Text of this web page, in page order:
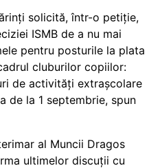
solicită, într-o petiție,
ISMB de a nu mai
pentru posturile la plata
cluburilor copiilor:
de activități extrașcolare
de la 1 septembrie, spun
al Muncii Dragos
ultimelor discuții cu